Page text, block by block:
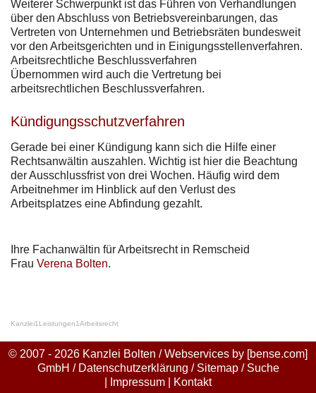
Weiterer Schwerpunkt ist das Führen von Verhandlungen
über den Abschluss von Betriebsvereinbarungen, das
Vertreten von Unternehmen und Betriebsräten bundesweit
vor den Arbeitsgerichten und in Einigungsstellenverfahren.
Arbeitsrechtliche Beschlussverfahren
Übernommen wird auch die Vertretung bei
arbeitsrechtlichen Beschlussverfahren.
Kündigungsschutzverfahren
Gerade bei einer Kündigung kann sich die Hilfe einer
Rechtsanwältin auszahlen. Wichtig ist hier die Beachtung
der Ausschlussfrist von drei Wochen. Häufig wird dem
Arbeitnehmer im Hinblick auf den Verlust des
Arbeitsplatzes eine Abfindung gezahlt.
Ihre Fachanwältin für Arbeitsrecht in Remscheid
Frau Verena Bolten.
Kanzlei1 Leistungen1Arbeitsrecht
© 2007 - 2026 Kanzlei Bolten / Webservices by [bense.com]
GmbH / Datenschutzerklärung / Sitemap/ Suche
Impressum Kontakt